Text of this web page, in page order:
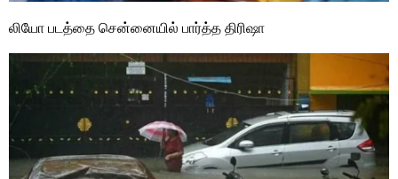
லியோ படத்தை சென்னையில் பார்த்த திரிஷா